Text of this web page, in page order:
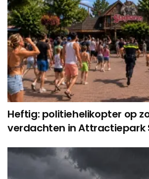
Heftig: politiehelikopter op
verdachten in Attractiepark